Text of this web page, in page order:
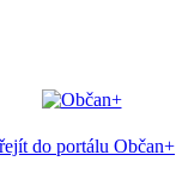
do portálu Občan+